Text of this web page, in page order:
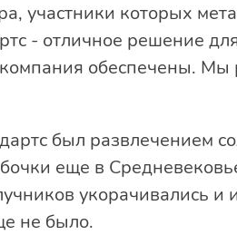
участники которых
- отличное решение
обеспечены. Мы
был развлечением
еще в
укорачивались и
не было.